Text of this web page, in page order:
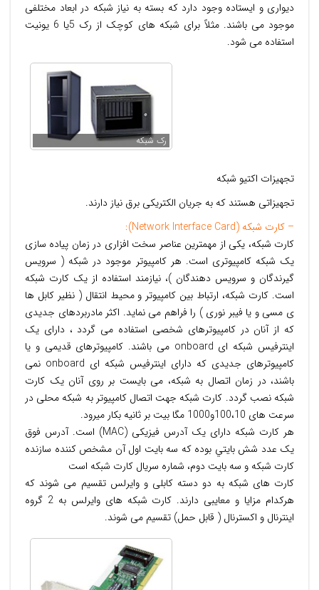
دیواری و ایستاده وجود دارد که بسته به نیاز شبکه در ابعاد مختلفی
موجود می باشند. مثلاً برای شبکه های کوچک از رک 5یا 6 یونیت
استفاده می شود.
رک شبکه
تجهیزات اکتیو شبکه
تجهیزاتی هستند که به جریان الکتریکی برق نیاز دارند.
– کارت شبکه (Network Interface Card):
کارت شبکه، يکی از مهمترين عناصر سخت افزاری در زمان پياده سازی
يک شبکه کامپیوتری است. هر کامپيوتر موجود در شبکه ( سرويس
گيرندگان و سرويس دهندگان )، نيازمند استفاده از يک کارت شبکه
است. کارت شبکه، ارتباط بين کامپيوتر و محيط انتقال ( نظير کابل ها
ی مسی و يا فيبر نوری ) را فراهم می نمايد. اکثر مادربردهای جديدی
که از آنان در کامپيوترهای شخصی استفاده می گردد ، دارای يک
اينترفيس شبکه ای onboard می باشند. کامپيوترهای قديمی و يا
کامپيوترهای جديدی که دارای اينترفيس شبکه ای onboard نمی
باشند، در زمان اتصال به شبکه، می بايست بر روی آنان يک کارت
شبکه نصب گردد. کارت شبکه جهت اتصال کامپیوتر به شبکه محلی در
سرعت های 100،10و1000 مگا بیت بر ثانیه بکار میرود.
هر کارت شبکه دارای یک آدرس فیزیکی (MAC) است. آدرس فوق
يک عدد شش بايتي بوده که سه بايت اول آن مشخص کننده سازنده
کارت شبکه و سه بايت دوم، شماره سريال کارت شبکه است
کارت های شبکه به دو دسته کابلی و وایرلس تقسیم می شوند که
هرکدام مزایا و معایبی دارند. کارت شبکه های وایرلس به 2 گروه
اینترنال و اکسترنال ( قابل حمل) تقسیم می شوند.